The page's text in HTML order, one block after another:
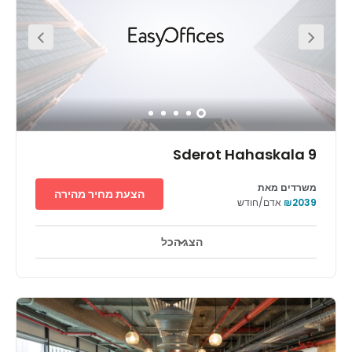
around the corner for those needing a nice break
throughout the day. There is also a wide range of
restaurants in the surrounding area.
Sderot Hahaskala 9
משרדים מאת
₪2039אדם/חודש
הצעת מחיר מהירה
הצג הכל